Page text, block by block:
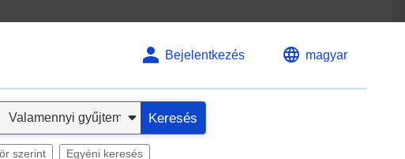
Bejelentkezés magyar
Keresés
szerint Egyéni keresés